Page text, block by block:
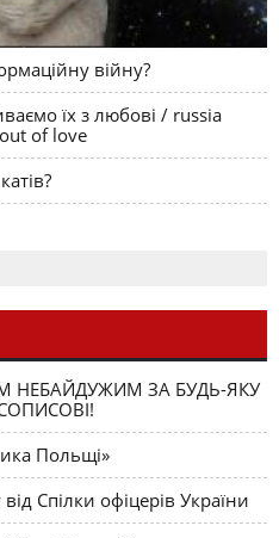
війну?
їх з любові / russia
of love
НЕБАЙДУЖИМ ЗА БУДЬ-ЯКУ
Польщі»
Спілки офіцерів України